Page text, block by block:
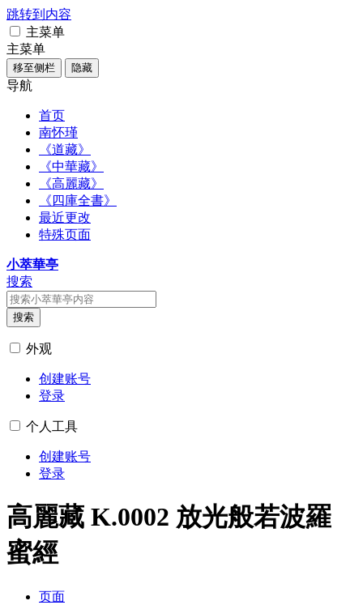
跳转到内容
主菜单
主菜单
移至侧栏 隐藏
导航
首页
南怀瑾
《道藏》
《中華藏》
《高麗藏》
《四庫全書》
最近更改
特殊页面
小萃華亭
搜索
搜索
外观
创建账号
登录
个人工具
创建账号
登录
高麗藏 K.0002 放光般若波羅
蜜經
页面